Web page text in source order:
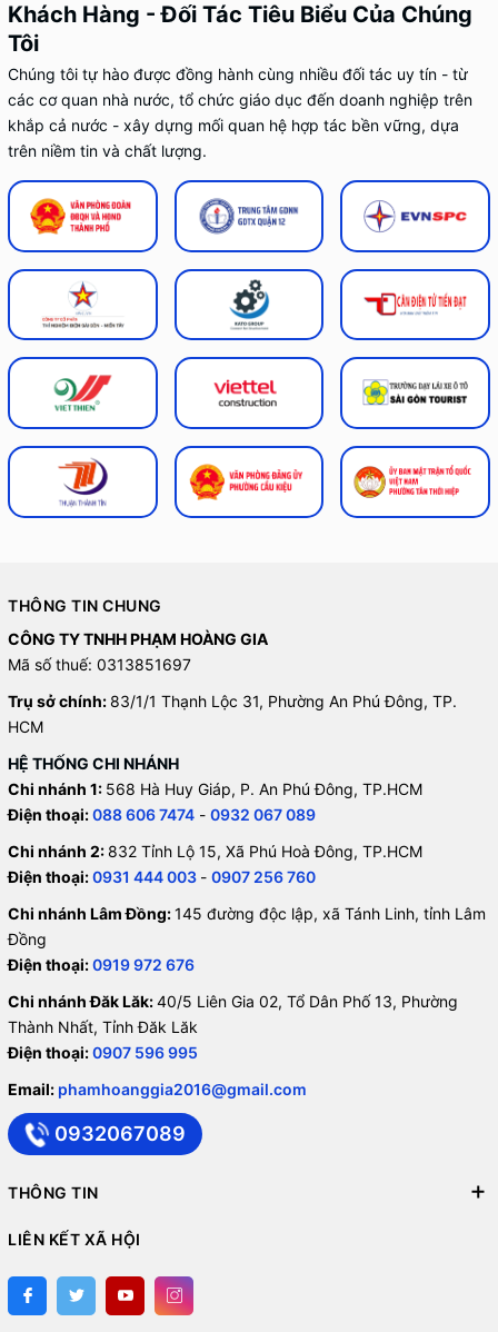
Khách Hàng - Đối Tác Tiêu Biểu Của Chúng
Tôi
Chúng tôi tự hào được đồng hành cùng nhiều đối tác uy tín - từ
các cơ quan nhà nước, tổ chức giáo dục đến doanh nghiệp trên
khắp cả nước - xây dựng mối quan hệ hợp tác bền vững, dựa
trên niềm tin và chất lượng.
THÔNG TIN CHUNG
CÔNG TY TNHH PHẠM HOÀNG GIA
Mã số thuế: 0313851697
Trụ sở chính: 83/1/1 Thạnh Lộc 31, Phường An Phú Đông, TP.
HCM
HỆ THỐNG CHI NHÁNH
Chi nhánh 1: 568 Hà Huy Giáp, P. An Phú Đông, TP.HCM
Điện thoại:088 606 7474 - 0932 067 089
Chi nhánh 2: 832 Tỉnh Lộ 15, Xã Phú Hoà Đông, TP.HCM
Điện thoại:0931 444 003 - 0907 256 760
Chi nhánh Lâm Đồng:145 đường độc lập, xã Tánh Linh, tỉnh Lâm
Đồng
Điện thoại:0919 972 676
Chi nhánh Đăk Lăk:40/5 Liên Gia 02, Tổ Dân Phố 13, Phường
Thành Nhất, Tỉnh Đăk Lăk
Điện thoại:0907 596 995
Email: phamhoanggia2016@gmail.com
0932067089
THÔNG TIN
LIÊN KẾT XÃ HỘI